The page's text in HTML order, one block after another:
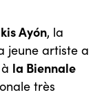
Ayón, la
jeune artiste a
la Biennale
très